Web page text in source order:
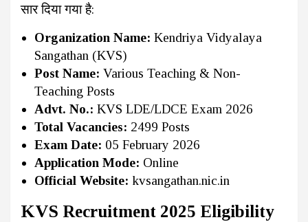
सार दिया गया है:
Organization Name: Kendriya Vidyalaya
Sangathan (KVS)
Post Name: Various Teaching & Non-
Teaching Posts
Advt. No.: KVS LDE/LDCE Exam 2026
Total Vacancies: 2499 Posts
Exam Date: 05 February 2026
Application Mode: Online
Official Website: kvsangathan.nic.in
KVS Recruitment 2025 Eligibility